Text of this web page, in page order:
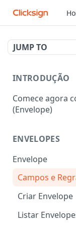
JUMP TO
INTRODUÇÃO
Comece agora
(Envelope)
ENVELOPES
Envelope
Campos e
Criar Envelope
Listar